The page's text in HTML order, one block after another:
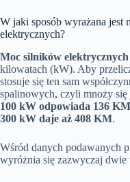
W jaki sposób wyrażana jest
elektrycznych?
Moc silników elektrycznych
kilowatach (kW). Aby
stosuje się ten sam
spalinowych, czyli mnoży się
100 kW odpowiada 136 KM
300 kW daje aż 408 KM.
Wśród danych podawanych
wyróżnia się zazwyczaj dwie